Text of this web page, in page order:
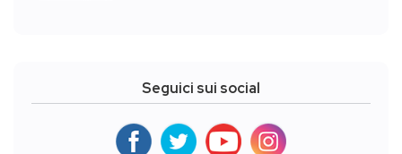
Seguici sui social